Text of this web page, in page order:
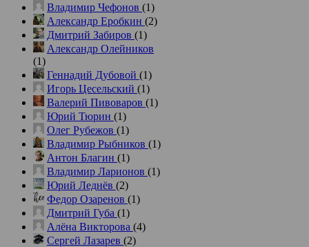
Владимир Чефонов (1)
Александр Еробкин (2)
Дмитрий Забиров (1)
Александр Олейников
(1)
Геннадий Дубовой (1)
Игорь Цесельский (1)
Валерий Пивоваров (1)
Юрий Тюрин (1)
Олег Рубежов (1)
Владимир Рыбников (1)
Антон Благин (1)
Владимир Ларионов (1)
Юрий Леднёв (2)
Федор Озаренов (1)
Дмитрий Губа (1)
Алёна Викторова (4)
Сергей Лазарев (2)